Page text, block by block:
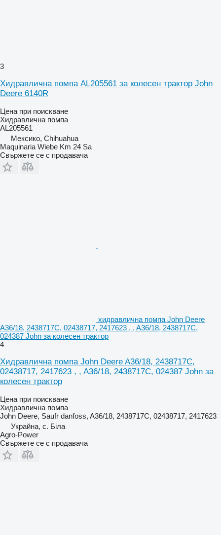
3
Хидравлична помпа AL205561 за колесен трактор John
Deere 6140R
Цена при поискване
Хидравлична помпа
AL205561
Мексико, Chihuahua
Maquinaria Wiebe Km 24 Sa
Свържете се с продавача
хидравлична помпа John Deere
A36/18, 2438717C, 02438717, 2417623 , , A36/18, 2438717C,
024387 John за колесен трактор
4
Хидравлична помпа John Deere A36/18, 2438717C,
02438717, 2417623 , , A36/18, 2438717C, 024387 John за
колесен трактор
Цена при поискване
Хидравлична помпа
John Deere, Saufr danfoss, A36/18, 2438717C, 02438717, 2417623
Украйна, с. Біла
Agro-Power
Свържете се с продавача